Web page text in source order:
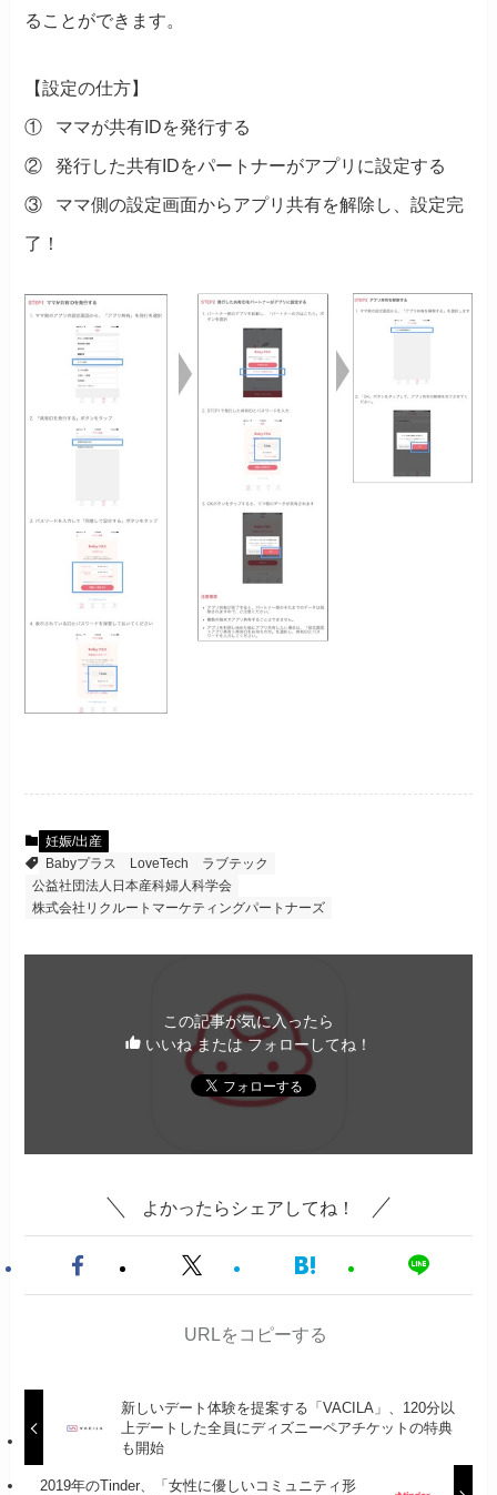
ることができます。
【設定の仕方】
① ママが共有IDを発行する
② 発行した共有IDをパートナーがアプリに設定する
③ ママ側の設定画面からアプリ共有を解除し、設定完
了！
妊娠/出産
Babyプラス
LoveTech
ラブテック
公益社団法人日本産科婦人科学会
株式会社リクルートマーケティングパートナーズ
この記事が気に入ったら
いいね または フォローしてね！
よかったらシェアしてね！
URLをコピーする
新しいデート体験を提案する「VACILA」、120分以
上デートした全員にディズニーペアチケットの特典
も開始
2019年のTinder、「女性に優しいコミュニティ形